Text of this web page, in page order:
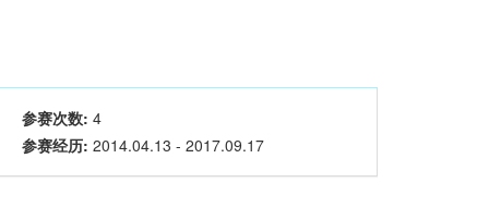
参赛次数: 4
参赛经历: 2014.04.13 - 2017.09.17